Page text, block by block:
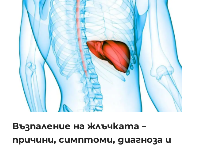
Възпаление на жлъчката –
причини, симптоми, диагноза и